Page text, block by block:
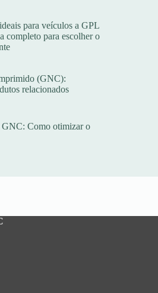
para veículos a GPL
completo para escolher o
(GNC):
relacionados
GNC: Como otimizar o